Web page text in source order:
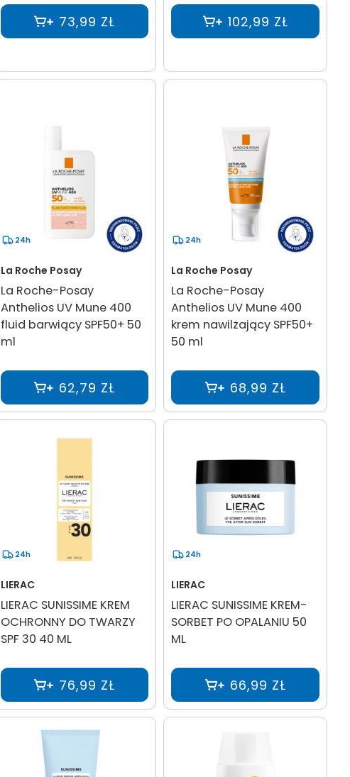
73,99 ZŁ 102,99 ZŁ
24h
La Roche Posay
La Roche-Posay
Anthelios UV Mune 400
fluid barwiący SPF50+ 50
ml
62,79 ZŁ
24h
La Roche Posay
La Roche-Posay
Anthelios UV Mune 400
krem nawilżający SPF50+
50 ml
68,99 ZŁ
24h
LIERAC
LIERAC SUNISSIME KREM
OCHRONNY DO TWARZY
SPF 30 40 ML
76,99 ZŁ
24h
LIERAC
LIERAC SUNISSIME KREM-
SORBET PO OPALANIU 50
ML
66,99 ZŁ